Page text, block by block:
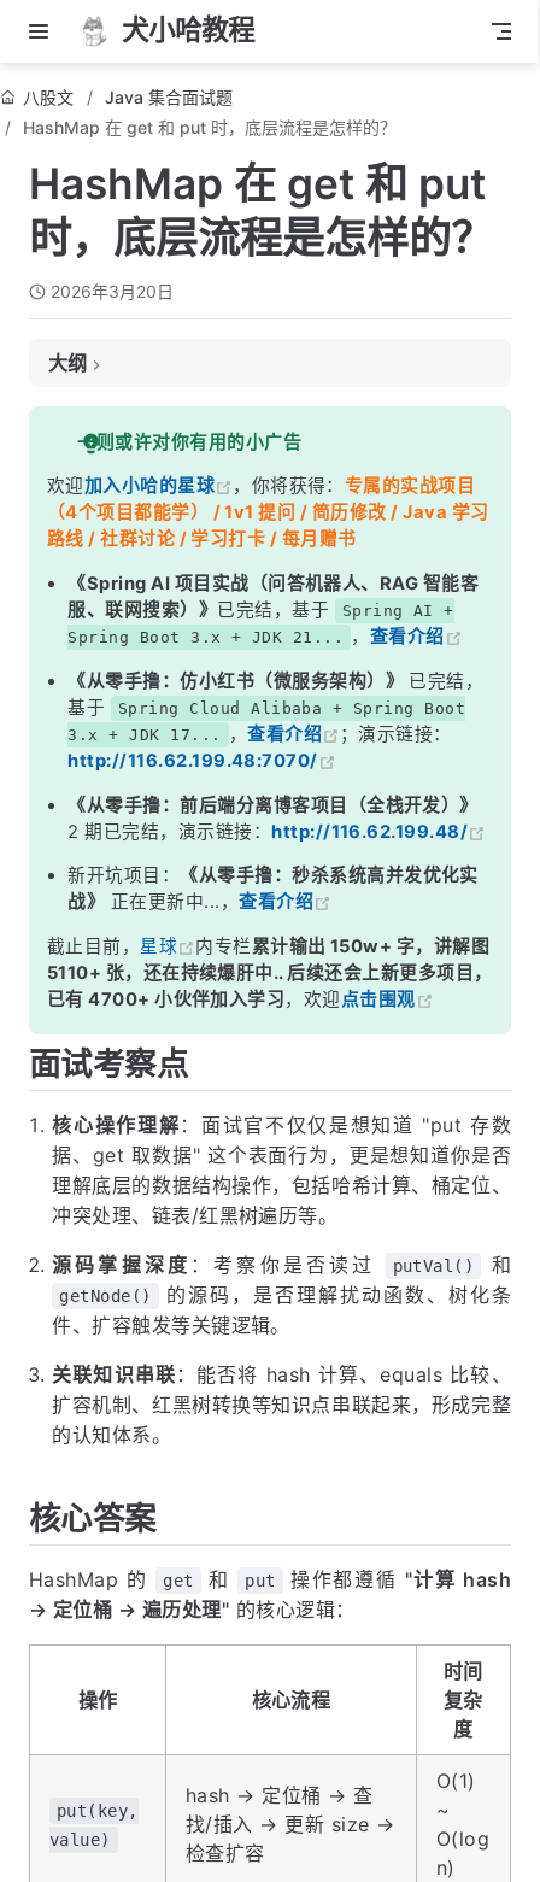
犬小哈教程
八股文
Java 集合面试题
HashMap 在 get 和 put 时，底层流程是怎样的？
HashMap 在 get 和 put
时，底层流程是怎样的？
2026年3月20日
大纲
面试考察点
核心答案
深度解析
一、put 操作完整流程
二、get 操作完整流程
三、核心源码解析
五、put 和 get 的关键差异
面试高频追问
记忆口诀
总结
一则或许对你有用的小广告
欢迎加入小哈的星球 ，你将获得： 专属的实战项目
（4个项目都能学） / 1v1 提问 / 简历修改 / Java 学习
路线 / 社群讨论 / 学习打卡 / 每月赠书
《Spring AI 项目实战（问答机器人、RAG 智能客
服、联网搜索）》 已完结，基于
Spring AI +
Spring Boot 3.x + JDK 21...
， 查看介绍
《从零手撸：仿小红书（微服务架构）》
已完结，
基于
Spring Cloud Alibaba + Spring Boot
3.x + JDK 17...
，查看介绍
；演示链接：
http://116.62.199.48:7070/
《从零手撸：前后端分离博客项目（全栈开发）》
2 期已完结，演示链接：http://116.62.199.48/
新开坑项目：
《从零手撸：秒杀系统高并发优化实
战》
正在更新中...，查看介绍
截止目前， 星球 内专栏累计输出 150w+ 字，讲解图
5110+ 张，还在持续爆肝中.. 后续还会上新更多项目，
已有 4700+ 小伙伴加入学习，欢迎点击围观
面试考察点
核心操作理解 ：面试官不仅仅是想知道 "put 存数
据、get 取数据" 这个表面行为，更是想知道你是否
理解底层的数据结构操作，包括哈希计算、桶定位、
冲突处理、链表/红黑树遍历等。
源码掌握深度 ：考察你是否读过 putVal() 和
getNode()
的源码，是否理解扰动函数、树化条
件、扩容触发等关键逻辑。
关联知识串联 ：能否将 hash 计算、equals 比较、
扩容机制、红黑树转换等知识点串联起来，形成完整
的认知体系。
核心答案
HashMap 的 get 和 put 操作都遵循 "计算 hash
→ 定位桶 → 遍历处理" 的核心逻辑：
操作 核心流程
时间
复杂
度
put(key,
value)
hash → 定位桶 → 查
找/插入 → 更新 size →
检查扩容
O(1)
~
O(log
n)